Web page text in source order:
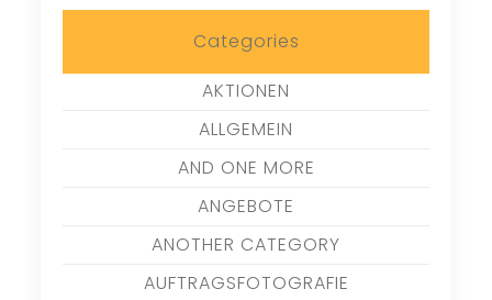
Categories
AKTIONEN
ALLGEMEIN
AND ONE MORE
ANGEBOTE
ANOTHER CATEGORY
AUFTRAGSFOTOGRAFIE